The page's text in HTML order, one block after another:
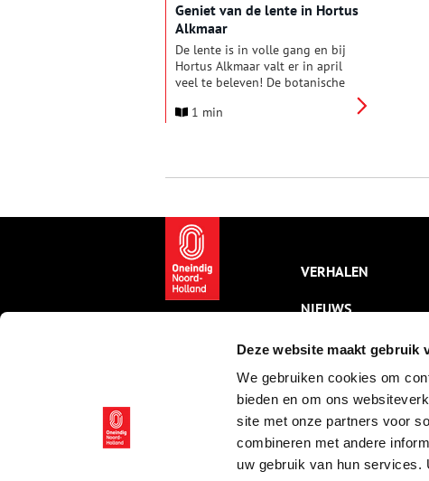
Deze website maakt gebruik
We gebruiken cookies om
bieden en om ons
site met onze partners voor
combineren met andere
uw gebruik van hun services.
Geniet van de lente in Hortus
Alkmaar
De lente is in volle gang en bij
Hortus Alkmaar valt er in april
veel te beleven! De botanische
voorjaarsbloeiers. De perfecte
is er een gevarieerd aanbod met
1 min
VERHALEN
NIEUWS
KALENDER
THEMA’S
ACTIVITEITEN
VIDEO’S